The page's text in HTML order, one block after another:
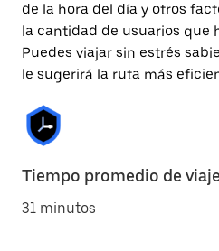
de la hora del día y otros
la cantidad de usuarios que
Puedes viajar sin estrés
le sugerirá la ruta más
Tiempo promedio de viaje
31 minutos